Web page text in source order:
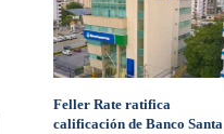
Feller Rate ratifica
calificación de Banco Santa